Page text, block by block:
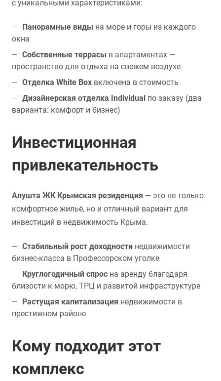
с уникальными характеристиками:
Панорамные виды на море и горы из каждого
окна
Собственные террасы в апартаментах —
пространство для отдыха на свежем воздухе
Отделка White Box включена в стоимость
Дизайнерская отделка Individual по заказу (два
варианта: комфорт и бизнес)
Инвестиционная
привлекательность
Алушта ЖК Крымская резиденция — это не только
комфортное жильё, но и отличный вариант для
инвестиций в недвижимость Крыма.
Стабильный рост доходности недвижимости
бизнес-класса в Профессорском уголке
Круглогодичный спрос на аренду благодаря
близости к морю, ТРЦ и развитой инфраструктуре
Растущая капитализация недвижимости в
престижном районе
Кому подходит этот
комплекс